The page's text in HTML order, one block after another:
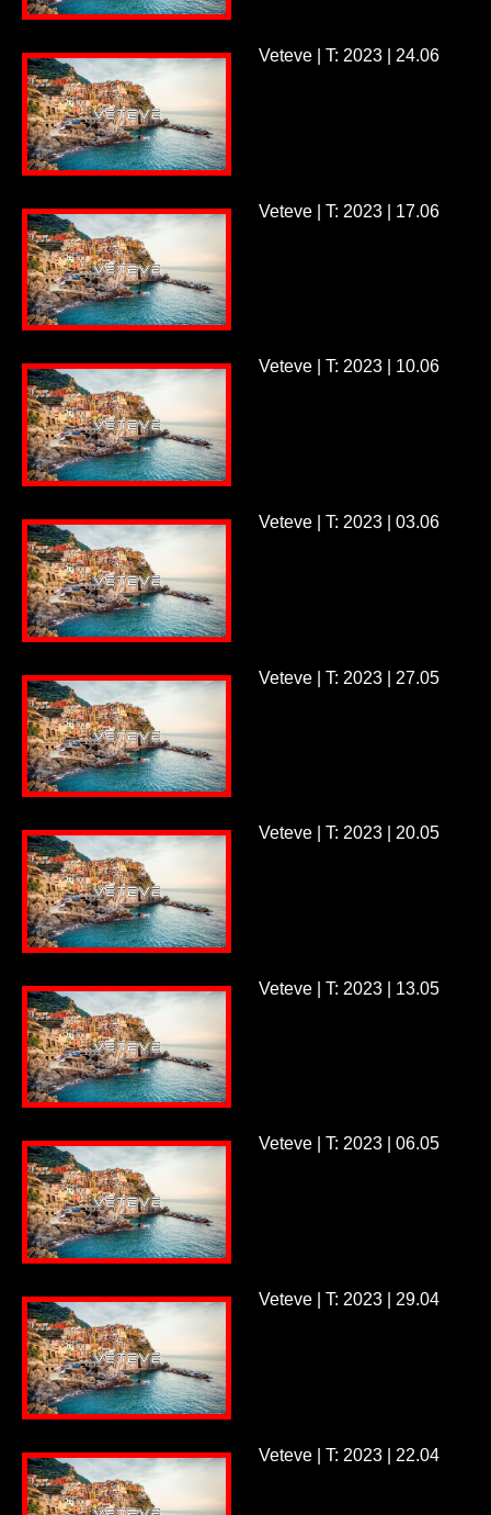
Veteve | T: 2023 | 24.06
Veteve | T: 2023 | 17.06
Veteve | T: 2023 | 10.06
Veteve | T: 2023 | 03.06
Veteve | T: 2023 | 27.05
Veteve | T: 2023 | 20.05
Veteve | T: 2023 | 13.05
Veteve | T: 2023 | 06.05
Veteve | T: 2023 | 29.04
Veteve | T: 2023 | 22.04